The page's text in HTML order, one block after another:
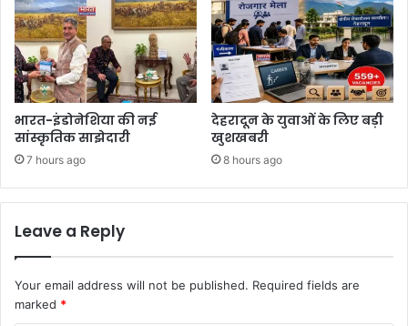
भारत-इंडोनेशिया की नई
सांस्कृतिक साझेदारी
7 hours ago
देहरादून के युवाओं के लिए बड़ी
खुशखबरी
8 hours ago
Leave a Reply
Your email address will not be published. Required fields are
marked *